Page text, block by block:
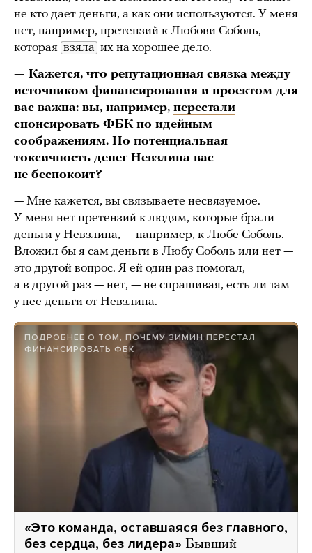
не кто дает деньги, а как они используются. У меня
нет, например, претензий к Любови Соболь,
которая взяла их на хорошее дело.
— Кажется, что репутационная связка между
источником финансирования и проектом для
вас важна: вы, например, перестали
спонсировать ФБК по идейным
соображениям. Но потенциальная
токсичность денег Невзлина вас
не беспокоит?
— Мне кажется, вы связываете несвязуемое.
У меня нет претензий к людям, которые брали
деньги у Невзлина, — например, к Любе Соболь.
Вложил бы я сам деньги в Любу Соболь или нет —
это другой вопрос. Я ей один раз помогал,
а в другой раз — нет, — не спрашивая, есть ли там
у нее деньги от Невзлина.
ПОДРОБНЕЕ О ТОМ, ПОЧЕМУ ЗИМИН ПЕРЕСТАЛ
ФИНАНСИРОВАТЬ ФБК
«Это команда, оставшаяся без главного,
без сердца, без лидера» Бывший